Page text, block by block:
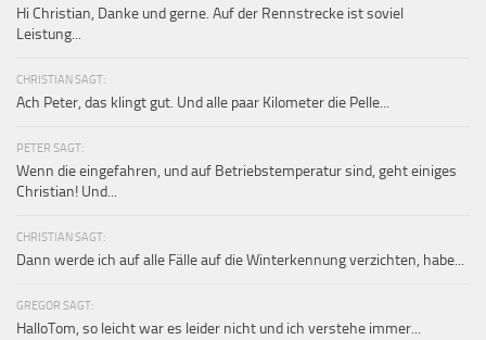
Hi Christian, Danke und gerne. Auf der Rennstrecke ist soviel
Leistung...
CHRISTIAN SAGT:
Ach Peter, das klingt gut. Und alle paar Kilometer die Pelle...
PETER SAGT:
Wenn die eingefahren, und auf Betriebstemperatur sind, geht einiges
Christian! Und...
CHRISTIAN SAGT:
Dann werde ich auf alle Fälle auf die Winterkennung verzichten, habe...
GREGOR SAGT:
HalloTom, so leicht war es leider nicht und ich verstehe immer...